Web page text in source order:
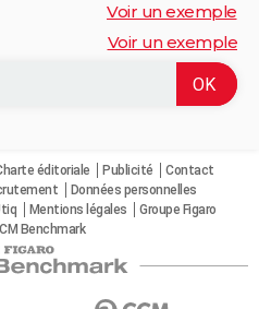
Voir un exemple
Voir un exemple
éditoriale Publicité
Contact
Données personnelles
Mentions légales
Groupe Figaro
Benchmark